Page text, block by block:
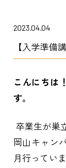
2023.04.04
【入学準備
こんにちは
す。
卒業生が巣
岡山キャン
月行ってい